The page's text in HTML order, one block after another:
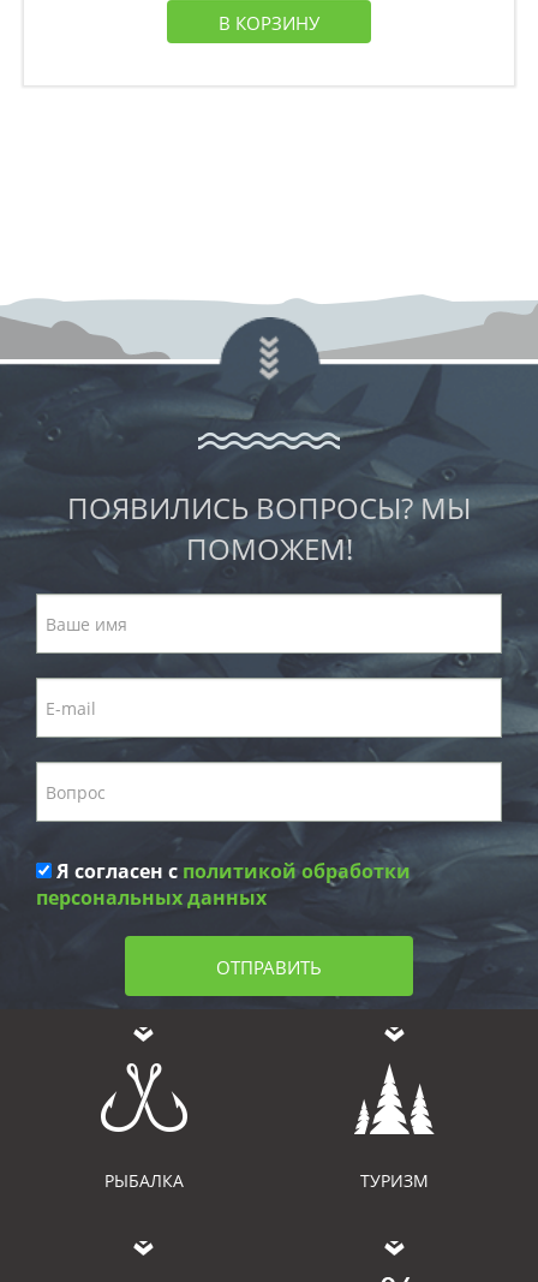
В КОРЗИНУ
ПОЯВИЛИСЬ ВОПРОСЫ? МЫ
ПОМОЖЕМ!
Я согласен с политикой обработки
персональных данных
ОТПРАВИТЬ
РЫБАЛКА ТУРИЗМ